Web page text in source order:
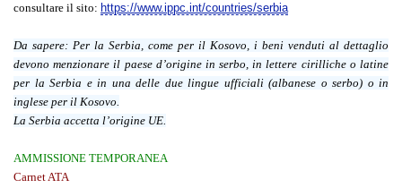
consultare il sito: https://www.ippc.int/countries/serbia
Da sapere: Per la Serbia, come per il Kosovo, i beni venduti al dettaglio
devono menzionare il paese d’origine in serbo, in lettere cirilliche o latine
per la Serbia e in una delle due lingue ufficiali (albanese o serbo) o in
inglese per il Kosovo.
La Serbia accetta l’origine UE.
AMMISSIONE TEMPORANEA
Carnet ATA